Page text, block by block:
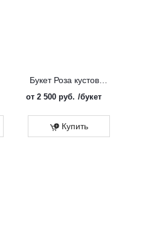
Букет Роза кустовая "Солинеро"
от 2 500 руб. /букет
Купить